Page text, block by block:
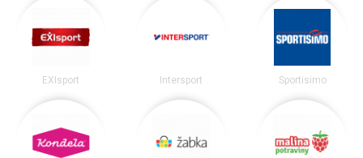
EXIsport Intersport Sportisimo